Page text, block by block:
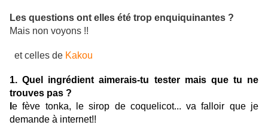
Les questions ont elles été trop enquiquinantes ?
Mais non voyons !!
et celles de Kakou
1. Quel ingrédient aimerais-tu tester mais que tu ne
trouves pas ?
e fève tonka, le sirop de coquelicot... va falloir que je
demande à internet!!